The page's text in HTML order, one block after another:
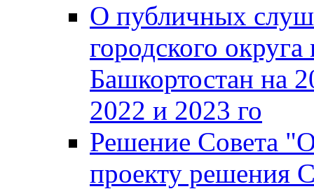
О публичных
городского
Башкортостан на
2022 и 2023 го
Решение Совета
проекту решения